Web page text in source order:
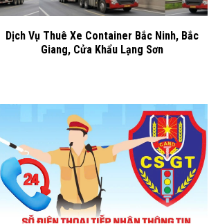
Dịch Vụ Thuê Xe Container Bắc Ninh, Bắc
Giang, Cửa Khẩu Lạng Sơn